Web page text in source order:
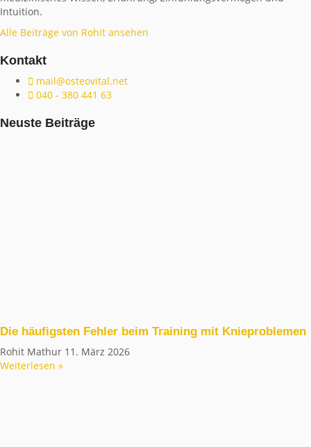
Intuition.
Alle Beiträge von Rohit ansehen
Kontakt
mail@osteovital.net
040 - 380 441 63
Neuste Beiträge
Die häufigsten Fehler beim Training mit Knieproblemen
Rohit Mathur 11. März 2026
Weiterlesen »